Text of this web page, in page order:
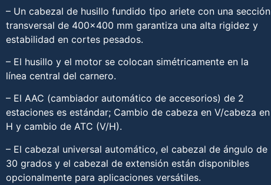
– Un cabezal de husillo fundido tipo ariete con una sección
transversal de 400×400 mm garantiza una alta rigidez y
estabilidad en cortes pesados.
– El husillo y el motor se colocan simétricamente en la
línea central del carnero.
– El AAC (cambiador automático de accesorios) de 2
estaciones es estándar; Cambio de cabeza en V/cabeza en
H y cambio de ATC (V/H).
– El cabezal universal automático, el cabezal de ángulo de
30 grados y el cabezal de extensión están disponibles
opcionalmente para aplicaciones versátiles.